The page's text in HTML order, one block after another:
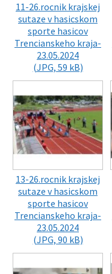
11-26.rocnik krajskej
sutaze v hasicskom
sporte hasicov
Trencianskeho kraja-
23.05.2024
(JPG, 59 kB)
13-26.rocnik krajskej
sutaze v hasicskom
sporte hasicov
Trencianskeho kraja-
23.05.2024
(JPG, 90 kB)